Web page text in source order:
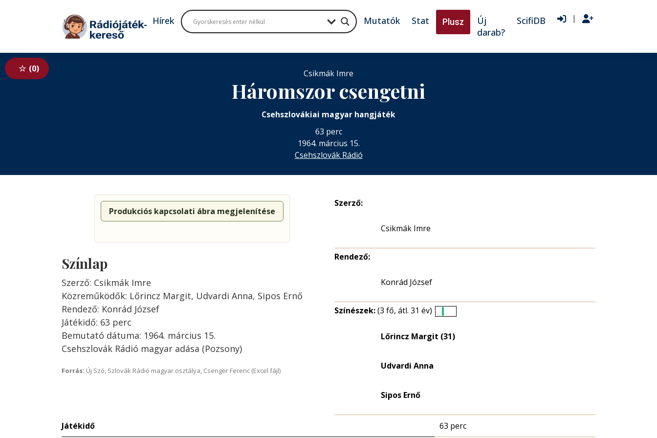
Tovább a tartalomhoz
Hírek Mutatók Stat Plusz
Új
darab?
ScifiDB |
0 Csikmák Imre
Háromszor csengetni
Csehszlovákiai magyar hangjáték
63 perc
1964. március 15.
Csehszlovák Rádió
Produkciós kapcsolati ábra megjelenítése
Színlap
Szerző: Csikmák Imre
Közreműködők: Lőrincz Margit, Udvardi Anna, Sipos Ernő
Rendező: Konrád József
Játékidő: 63 perc
Bemutató dátuma: 1964. március 15.
Csehszlovák Rádió magyar adása (Pozsony)
Forrás: Új Szó, Szlovák Rádió magyar osztálya, Csenger Ferenc (Excel fájl)
Szerző:
Csikmák Imre
Rendező:
Konrád József
Színészek:(3 fő, átl. 31 év)
eloszlás
Lőrincz Margit (31)
Udvardi Anna
Sipos Ernő
Játékidő 63 perc